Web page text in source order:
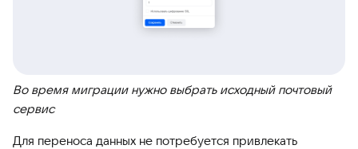
Во время миграции нужно выбрать исходный почтовый
сервис
Для переноса данных не потребуется привлекать